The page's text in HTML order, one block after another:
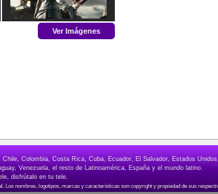
Ver Imágenes
Colombia, Costa Rica, Cuba, Ecuador, El Salvador, Estados
Venezuela, el resto de Latinoamérica, España y el mundo latino.
disfrútalo en tu tele.